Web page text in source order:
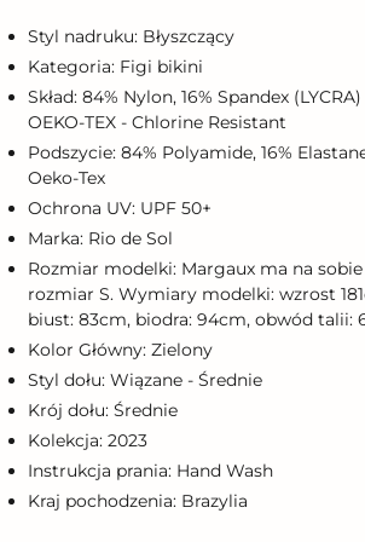
Styl nadruku: Błyszczący
Kategoria: Figi bikini
Skład: 84% Nylon, 16% Spandex (LYCRA)
OEKO-TEX - Chlorine Resistant
Podszycie: 84% Polyamide, 16%
Oeko-Tex
Ochrona UV: UPF 50+
Marka: Rio de Sol
Rozmiar modelki: Margaux ma na sobie
rozmiar S. Wymiary modelki: wzrost
biust: 83cm, biodra: 94cm, obwód talii:
Kolor Główny: Zielony
Styl dołu: Wiązane - Średnie
Krój dołu: Średnie
Kolekcja: 2023
Instrukcja prania: Hand Wash
Kraj pochodzenia: Brazylia